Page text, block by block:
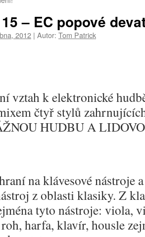
– EC popové
2012 | Autor: Tom Patrick
vztah k elektronické
čtyř stylů
HUDBU A
na klávesové nástroje
z oblasti klasiky. Z
tyto nástroje: viola,
harfa, klavír, housle